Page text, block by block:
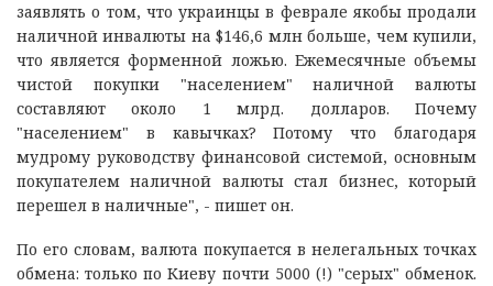
заявлять о том, что украинцы в феврале якобы продали
наличной инвалюты на $146,6 млн больше, чем купили,
что является форменной ложью. Ежемесячные объемы
чистой покупки "населением" наличной валюты
составляют около 1 млрд. долларов. Почему
"населением" в кавычках? Потому что благодаря
мудрому руководству финансовой системой, основным
покупателем наличной валюты стал бизнес, который
перешел в наличные", - пишет он.
По его словам, валюта покупается в нелегальных точках
обмена: только по Киеву почти 5000 (!) "серых" обменок.